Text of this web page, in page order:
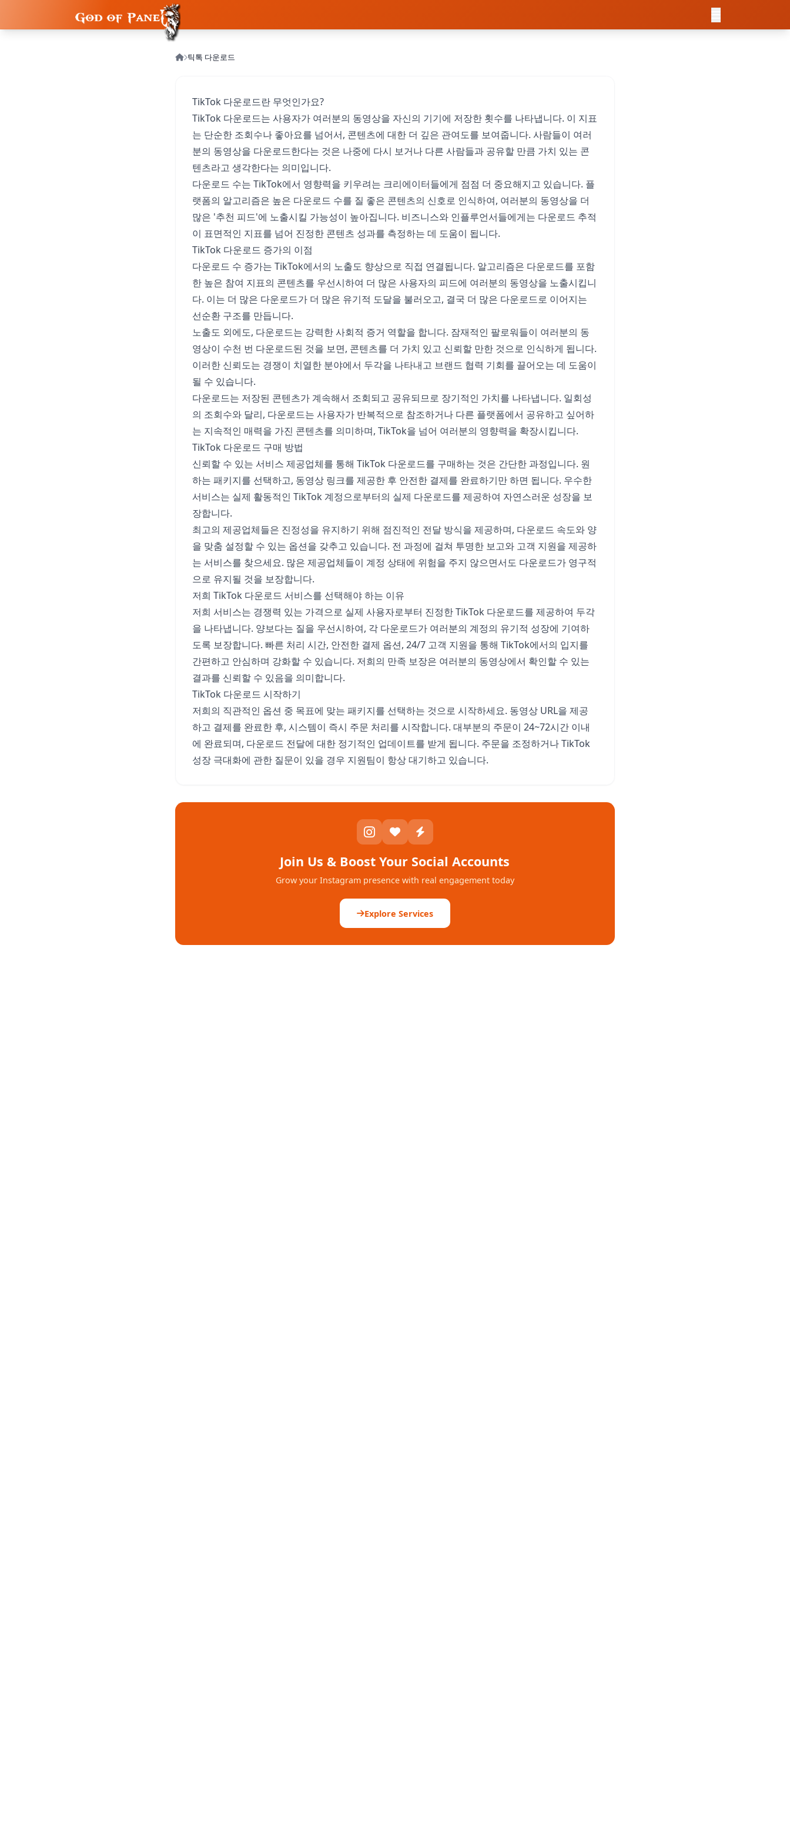
틱톡 다운로드
TikTok 다운로드란 무엇인가요?
TikTok 다운로드는 사용자가 여러분의 동영상을 자신의 기기에 저장한 횟수를 나타냅니다. 이 지표
는 단순한 조회수나 좋아요를 넘어서, 콘텐츠에 대한 더 깊은 관여도를 보여줍니다. 사람들이 여러
분의 동영상을 다운로드한다는 것은 나중에 다시 보거나 다른 사람들과 공유할 만큼 가치 있는 콘
텐츠라고 생각한다는 의미입니다.
다운로드 수는 TikTok에서 영향력을 키우려는 크리에이터들에게 점점 더 중요해지고 있습니다. 플
랫폼의 알고리즘은 높은 다운로드 수를 질 좋은 콘텐츠의 신호로 인식하여, 여러분의 동영상을 더
많은 '추천 피드'에 노출시킬 가능성이 높아집니다. 비즈니스와 인플루언서들에게는 다운로드 추적
이 표면적인 지표를 넘어 진정한 콘텐츠 성과를 측정하는 데 도움이 됩니다.
TikTok 다운로드 증가의 이점
다운로드 수 증가는 TikTok에서의 노출도 향상으로 직접 연결됩니다. 알고리즘은 다운로드를 포함
한 높은 참여 지표의 콘텐츠를 우선시하여 더 많은 사용자의 피드에 여러분의 동영상을 노출시킵니
다. 이는 더 많은 다운로드가 더 많은 유기적 도달을 불러오고, 결국 더 많은 다운로드로 이어지는
선순환 구조를 만듭니다.
노출도 외에도, 다운로드는 강력한 사회적 증거 역할을 합니다. 잠재적인 팔로워들이 여러분의 동
영상이 수천 번 다운로드된 것을 보면, 콘텐츠를 더 가치 있고 신뢰할 만한 것으로 인식하게 됩니다.
이러한 신뢰도는 경쟁이 치열한 분야에서 두각을 나타내고 브랜드 협력 기회를 끌어오는 데 도움이
될 수 있습니다.
다운로드는 저장된 콘텐츠가 계속해서 조회되고 공유되므로 장기적인 가치를 나타냅니다. 일회성
의 조회수와 달리, 다운로드는 사용자가 반복적으로 참조하거나 다른 플랫폼에서 공유하고 싶어하
는 지속적인 매력을 가진 콘텐츠를 의미하며, TikTok을 넘어 여러분의 영향력을 확장시킵니다.
TikTok 다운로드 구매 방법
신뢰할 수 있는 서비스 제공업체를 통해 TikTok 다운로드를 구매하는 것은 간단한 과정입니다. 원
하는 패키지를 선택하고, 동영상 링크를 제공한 후 안전한 결제를 완료하기만 하면 됩니다. 우수한
서비스는 실제 활동적인 TikTok 계정으로부터의 실제 다운로드를 제공하여 자연스러운 성장을 보
장합니다.
최고의 제공업체들은 진정성을 유지하기 위해 점진적인 전달 방식을 제공하며, 다운로드 속도와 양
을 맞춤 설정할 수 있는 옵션을 갖추고 있습니다. 전 과정에 걸쳐 투명한 보고와 고객 지원을 제공하
는 서비스를 찾으세요. 많은 제공업체들이 계정 상태에 위험을 주지 않으면서도 다운로드가 영구적
으로 유지될 것을 보장합니다.
저희 TikTok 다운로드 서비스를 선택해야 하는 이유
저희 서비스는 경쟁력 있는 가격으로 실제 사용자로부터 진정한 TikTok 다운로드를 제공하여 두각
을 나타냅니다. 양보다는 질을 우선시하여, 각 다운로드가 여러분의 계정의 유기적 성장에 기여하
도록 보장합니다. 빠른 처리 시간, 안전한 결제 옵션, 24/7 고객 지원을 통해 TikTok에서의 입지를
간편하고 안심하며 강화할 수 있습니다. 저희의 만족 보장은 여러분의 동영상에서 확인할 수 있는
결과를 신뢰할 수 있음을 의미합니다.
TikTok 다운로드 시작하기
저희의 직관적인 옵션 중 목표에 맞는 패키지를 선택하는 것으로 시작하세요. 동영상 URL을 제공
하고 결제를 완료한 후, 시스템이 즉시 주문 처리를 시작합니다. 대부분의 주문이 24~72시간 이내
에 완료되며, 다운로드 전달에 대한 정기적인 업데이트를 받게 됩니다. 주문을 조정하거나 TikTok
성장 극대화에 관한 질문이 있을 경우 지원팀이 항상 대기하고 있습니다.
Join Us & Boost Your Social Accounts
Grow your Instagram presence with real engagement today
Explore Services